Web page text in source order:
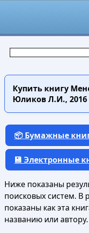
Купить книгу
Юликов Л.И., 2016
📦 Бумажные
💾 Электронные
Ниже показаны
поисковых систем. В
показаны как эта
названию или автору.